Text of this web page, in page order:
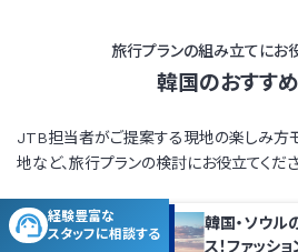
韓国のおすす
旅行プランの組み立てにお
JTB担当者がご提案する現地の楽しみ方
地など、旅行プランの検討にお役立てくださ
韓国・ソウ
ス！ファッシ
経験豊富な
スタッフに相談する